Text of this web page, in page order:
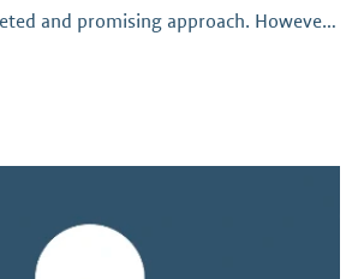
and promising approach. However,
situation as well as the cultural